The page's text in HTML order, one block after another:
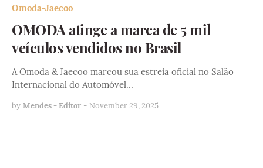
Omoda-Jaecoo
OMODA atinge a marca de 5 mil
veículos vendidos no Brasil
A Omoda & Jaecoo marcou sua estreia oficial no Salão
Internacional do Automóvel…
by Mendes - Editor - November 29, 2025